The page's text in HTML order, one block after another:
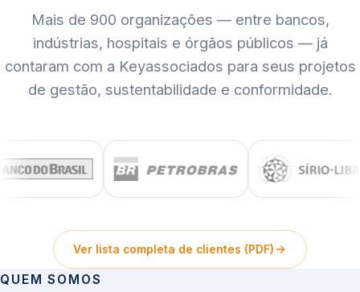
Mais de 900 organizações — entre bancos,
indústrias, hospitais e órgãos públicos — já
contaram com a Keyassociados para seus projetos
de gestão, sustentabilidade e conformidade.
Ver lista completa de clientes (PDF)
QUEM SOMOS